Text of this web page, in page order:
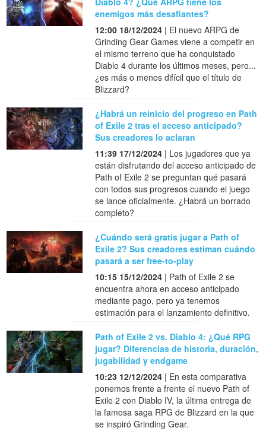
enemigos más desafiantes?
12:00 18/12/2024 | El nuevo ARPG de
Grinding Gear Games viene a competir en
el mismo terreno que ha conquistado
Diablo 4 durante los últimos meses, pero...
¿es más o menos difícil que el título de
Blizzard?
¿Habrá un reinicio del progreso en Path
of Exile 2 tras el acceso anticipado?
Sus creadores lo aclaran
11:39 17/12/2024 | Los jugadores que ya
están disfrutando del acceso anticipado de
Path of Exile 2 se preguntan qué pasará
con todos sus progresos cuando el juego
se lance oficialmente. ¿Habrá un borrado
completo?
¿Cuándo será gratis jugar a Path of
Exile 2? Sus creadores estiman cuándo
pasará a ser free-to-play
10:15 15/12/2024 | Path of Exile 2 se
encuentra ahora en acceso anticipado
mediante pago, pero ya tenemos
estimación para el lanzamiento definitivo.
Path of Exile 2 vs. Diablo 4: ¿Qué RPG
jugar? Diferencias de historia, duración,
jugabilidad y endgame
10:23 12/12/2024 | En esta comparativa
ponemos frente a frente el nuevo Path of
Exile 2 con Diablo IV, la última entrega de
la famosa saga RPG de Blizzard en la que
se inspiró Grinding Gear.